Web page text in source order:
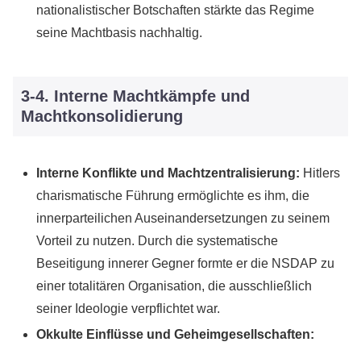
nationalistischer Botschaften stärkte das Regime
seine Machtbasis nachhaltig.
3-4. Interne Machtkämpfe und
Machtkonsolidierung
Interne Konflikte und Machtzentralisierung: Hitlers
charismatische Führung ermöglichte es ihm, die
innerparteilichen Auseinandersetzungen zu seinem
Vorteil zu nutzen. Durch die systematische
Beseitigung innerer Gegner formte er die NSDAP zu
einer totalitären Organisation, die ausschließlich
seiner Ideologie verpflichtet war.
Okkulte Einflüsse und Geheimgesellschaften: